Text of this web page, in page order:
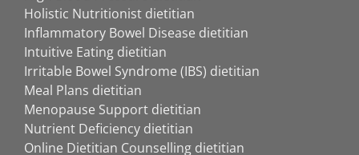
Holistic Nutritionist dietitian
Inflammatory Bowel Disease dietitian
Intuitive Eating dietitian
Irritable Bowel Syndrome (IBS) dietitian
Meal Plans dietitian
Menopause Support dietitian
Nutrient Deficiency dietitian
Online Dietitian Counselling dietitian